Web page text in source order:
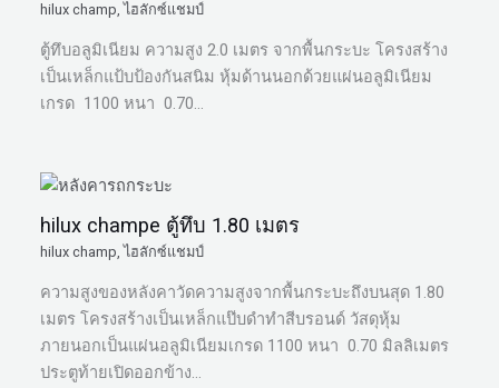
hilux champ,ไฮลักซ์แชมป์
ตู้ทึบอลูมิเนียม ความสูง 2.0 เมตร จากพื้นกระบะ โครงสร้าง
เป็นเหล็กแป้บป้องกันสนิม หุ้มด้านนอกด้วยแผ่นอลูมิเนียม
เกรด 1100 หนา 0.70…
hilux champe ตู้ทึบ 1.80 เมตร
hilux champ ,ไฮลักซ์แชมป์
ความสูงของหลังคาวัดความสูงจากพื้นกระบะถึงบนสุด 1.80
เมตร โครงสร้างเป็นเหล็กแป๊บดำทำสีบรอนด์ วัสดุหุ้ม
ภายนอกเป็นแผ่นอลูมิเนียมเกรด 1100 หนา 0.70 มิลลิเมตร
ประตูท้ายเปิดออกข้าง…